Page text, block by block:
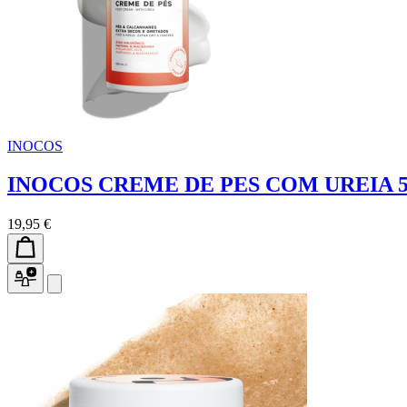
INOCOS
INOCOS CREME DE PES COM UREIA
19,95 €